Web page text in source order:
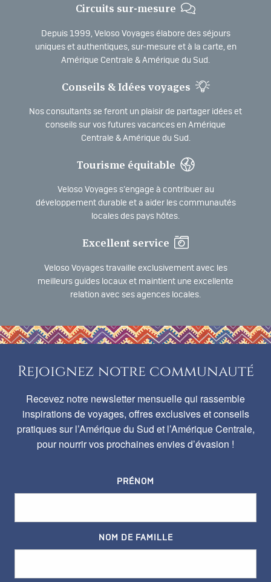
Circuits sur-mesure
Depuis 1999, Veloso Voyages élabore des séjours
uniques et authentiques, sur-mesure et à la carte, en
Amérique Centrale & Amérique du Sud.
Conseils & Idées voyages
Nos consultants se feront un plaisir de partager idées et
conseils sur vos futures vacances en Amérique
Centrale & Amérique du Sud.
Tourisme équitable
Veloso Voyages s’engage à contribuer au
développement durable et a aider les communautés
locales des pays hôtes.
Excellent service
Veloso Voyages travaille exclusivement avec les
meilleurs guides locaux et maintient une excellente
relation avec ses agences locales.
Rejoignez notre communauté
Recevez notre newsletter mensuelle qui rassemble
inspirations de voyages, offres exclusives et conseils
pratiques sur l’Amérique du Sud et l’Amérique Centrale,
pour nourrir vos prochaines envies d’évasion !
PRÉNOM
NOM DE FAMILLE